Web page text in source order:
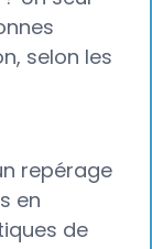
selon les
repérage
en
de